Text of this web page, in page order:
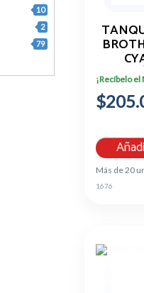
10
2
79
¡Recíbelo
Más de 20
1676